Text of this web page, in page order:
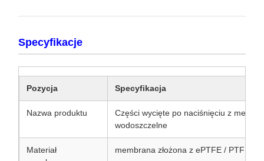
Specyfikacje
Pozycja Specyfikacja
Nazwa produktu
Części wycięte po naciśnięciu z
wodoszczelne
Materiał
membrana złożona z ePTFE / PTFE